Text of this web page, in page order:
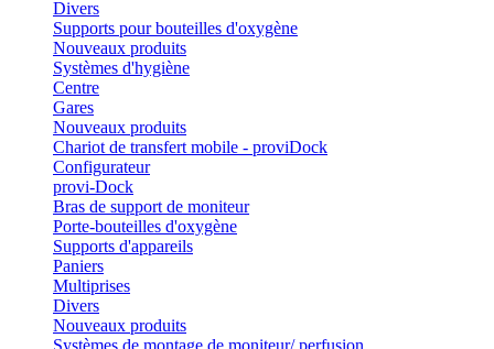
Divers
Supports pour bouteilles d'oxygène
Nouveaux produits
Systèmes d'hygiène
Centre
Gares
Nouveaux produits
Chariot de transfert mobile - proviDock
Configurateur
provi-Dock
Bras de support de moniteur
Porte-bouteilles d'oxygène
Supports d'appareils
Paniers
Multiprises
Divers
Nouveaux produits
Systèmes de montage de moniteur/ perfusion